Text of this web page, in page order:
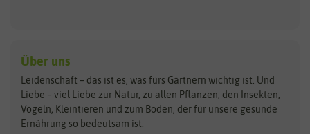
Kräutersamen
Obstsamen
Pilzbrut
Rasensamen
Steckzwiebeln
Benary
Bingenheimer Saatgut
Bionana
Dürr-Samen
Über uns
Leidenschaft – das ist es, was fürs Gärtnern wichtig ist. Und
Liebe – viel Liebe zur Natur, zu allen Pflanzen, den Insekten,
Vögeln, Kleintieren und zum Boden, der für unsere gesunde
Ernährung so bedeutsam ist.